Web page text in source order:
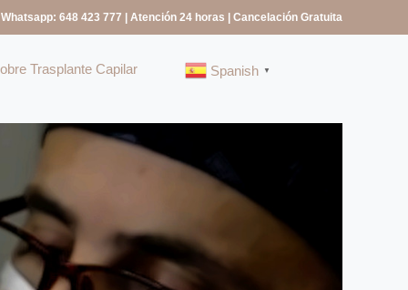
648 423 777 | Atención 24 horas | Cancelación Gratuita
Trasplante Capilar Spanish ▼